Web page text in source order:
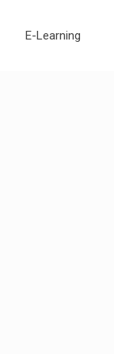
E-Learning